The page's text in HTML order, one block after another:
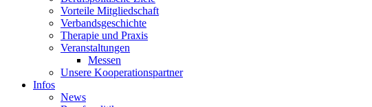
Vorteile Mitgliedschaft
Verbandsgeschichte
Therapie und Praxis
Veranstaltungen
Messen
Unsere Kooperationspartner
Infos
News